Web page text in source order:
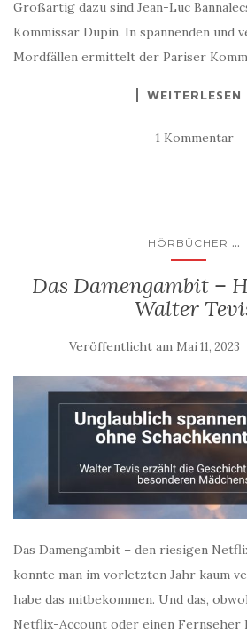
Großartig dazu sind Jean-Luc
Kommissar Dupin. In spannenden und
Mordfällen ermittelt der Pariser
WEITERLESEN
1 Kommentar
HÖRBÜCHER ...
Das Damengambit –
Walter
Veröffentlicht am Mai 11, 2023
Das Damengambit – den riesigen
konnte man im vorletzten Jahr kaum
habe das mitbekommen. Und das,
Netflix-Account oder einen Fernseher